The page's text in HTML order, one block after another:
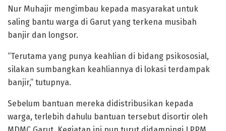
Nur Muhajir mengimbau kepada masyarakat untuk
saling bantu warga di Garut yang terkena musibah
banjir dan longsor.
“Terutama yang punya keahlian di bidang psikososial,
silakan sumbangkan keahliannya di lokasi terdampak
banjir,” tutupnya.
Sebelum bantuan mereka didistribusikan kepada
warga, terlebih dahulu bantuan tersebut disortir oleh